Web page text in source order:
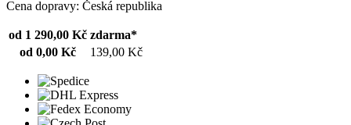
Cena dopravy: Česká republika
od 1 290,00 Kč zdarma*
od 0,00 Kč
139,00 Kč